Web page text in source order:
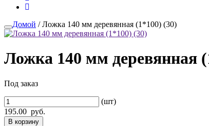
Домой / Ложка 140 мм деревянная (1*100) (30)
Ложка 140 мм деревянная
Под заказ
(шт)
195.00 руб.
В корзину